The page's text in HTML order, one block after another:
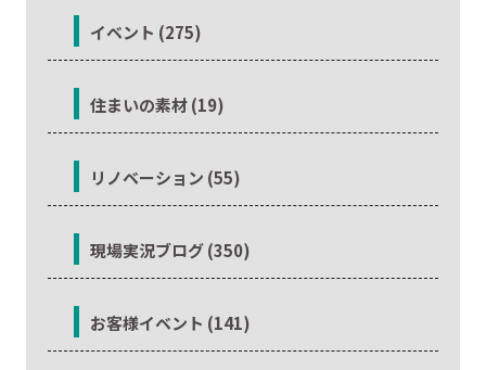
イベント (275)
住まいの素材 (19)
リノベーション (55)
現場実況ブログ (350)
お客様イベント (141)